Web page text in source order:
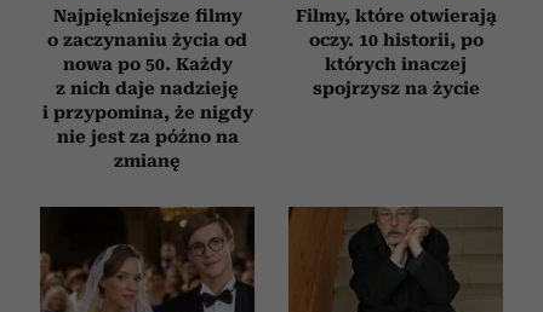
Najpiękniejsze filmy
o zaczynaniu życia od
nowa po 50. Każdy
z nich daje nadzieję
i przypomina, że nigdy
nie jest za późno na
zmianę
Filmy, które otwierają
oczy. 10 historii, po
których inaczej
spojrzysz na życie